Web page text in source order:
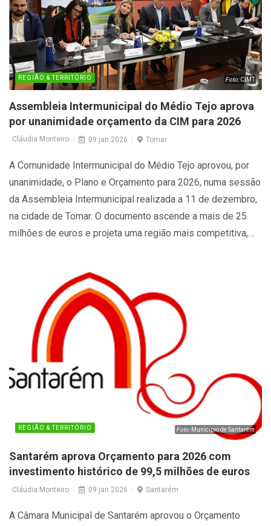
REGIÃO & TERRITÓRIO Foto:CIMT
Assembleia Intermunicipal do Médio Tejo aprova
por unanimidade orçamento da CIM para 2026
Cláudia Monteiro 09 jan 2026 Tomar
A Comunidade Intermunicipal do Médio Tejo aprovou, por
unanimidade, o Plano e Orçamento para 2026, numa sessão
da Assembleia Intermunicipal realizada a 11 de dezembro,
na cidade de Tomar. O documento ascende a mais de 25
milhões de euros e projeta uma região mais competitiva,
REGIÃO & TERRITÓRIO Foto: Município de Santarém
Santarém aprova Orçamento para 2026 com
investimento histórico de 99,5 milhões de euros
Cláudia Monteiro 09 jan 2026 Santarém
A Câmara Municipal de Santarém aprovou o Orçamento